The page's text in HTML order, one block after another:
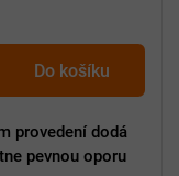
Do košíku
provedení dodá
pevnou oporu